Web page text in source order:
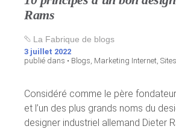
Rams
La Fabrique de blogs
3 juillet 2022
publié dans • Blogs, Marketing Internet,
Considéré comme le père
et l’un des plus grands noms du
designer industriel allemand Dieter